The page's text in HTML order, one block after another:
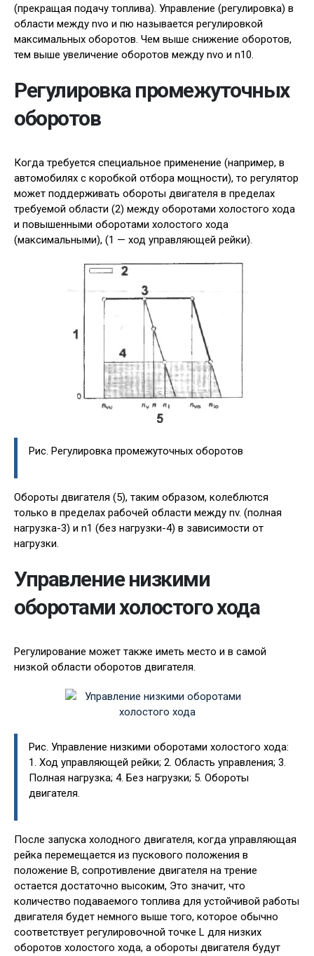
(прекращая подачу топлива). Управление (регулировка) в
области между nvo и пю называется регулировкой
максимальных оборотов. Чем выше снижение оборотов,
тем выше увеличение оборотов между nvo и n10.
Регулировка промежуточных
оборотов
Когда требуется специальное применение (например, в
автомобилях с коробкой отбора мощности), то регулятор
может поддерживать обороты двигателя в пределах
требуемой области (2) между оборотами холостого хода
и повышенными оборотами холостого хода
(максимальными), (1 — ход управляющей рейки).
Рис. Регулировка промежуточных оборотов
Обороты двигателя (5), таким образом, колеблются
только в пределах рабочей области между nv. (полная
нагрузка-3) и n1 (без нагрузки-4) в зависимости от
нагрузки.
Управление низкими
оборотами холостого хода
Регулирование может также иметь место и в самой
низкой области оборотов двигателя.
Рис. Управление низкими оборотами холостого хода:
1. Ход управляющей рейки; 2. Область управления; 3.
Полная нагрузка; 4. Без нагрузки; 5. Обороты
двигателя.
После запуска холодного двигателя, когда управляющая
рейка перемещается из пускового положения в
положение В, сопротивление двигателя на трение
остается достаточно высоким, Это значит, что
количество подаваемого топлива для устойчивой работы
двигателя будет немного выше того, которое обычно
соответствует регулировочной точке L для низких
оборотов холостого хода, а обороты двигателя будут